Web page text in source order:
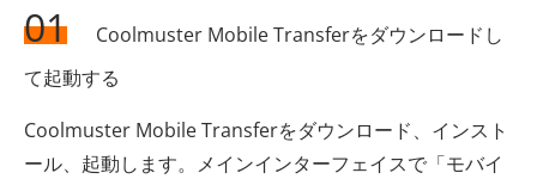
01
Coolmuster Mobile Transferをダウンロードし
て起動する
Coolmuster Mobile Transferをダウンロード、インスト
ール、起動します。メインインターフェイスで「モバイ